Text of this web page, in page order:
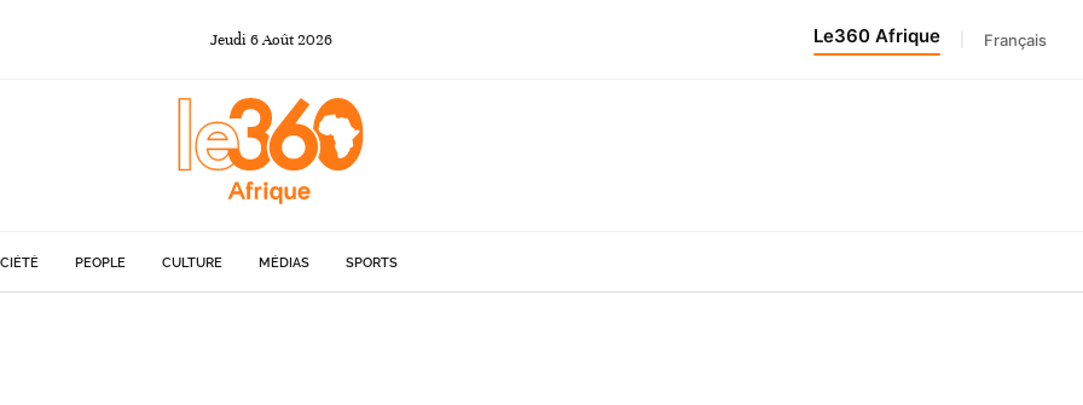
Jeudi 6Août 2026 Le360 Afrique Français
PEOPLE CULTURE MÉDIAS SPORTS